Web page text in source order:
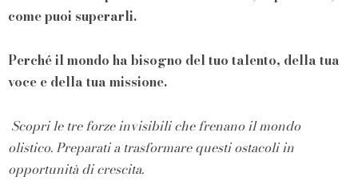
come puoi superarli.
Perché il mondo ha bisogno del tuo talento, della tua
voce e della tua missione.
Scopri le tre forze invisibili che frenano il mondo
olistico.Preparati a trasformare questi ostacoli in
opportunità di crescita.